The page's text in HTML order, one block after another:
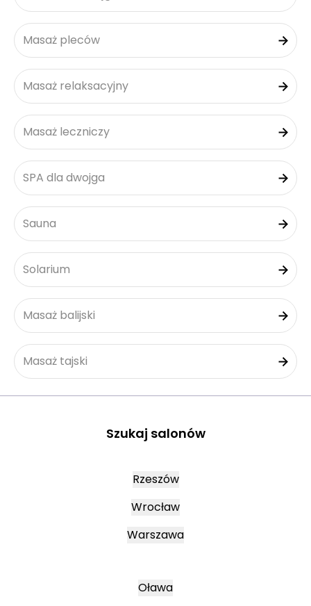
Masaż pleców
Masaż relaksacyjny
Masaż leczniczy
SPA dla dwojga
Sauna
Solarium
Masaż balijski
Masaż tajski
Szukaj salonów
Rzeszów
Wrocław
Warszawa
Oława